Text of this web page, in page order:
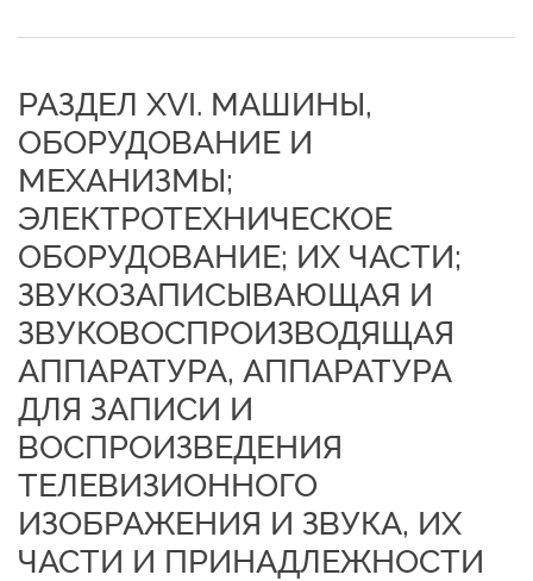
РАЗДЕЛ XVI. МАШИНЫ,
ОБОРУДОВАНИЕ И
МЕХАНИЗМЫ;
ЭЛЕКТРОТЕХНИЧЕСКОЕ
ОБОРУДОВАНИЕ; ИХ ЧАСТИ;
ЗВУКОЗАПИСЫВАЮЩАЯ И
ЗВУКОВОСПРОИЗВОДЯЩАЯ
АППАРАТУРА, АППАРАТУРА
ДЛЯ ЗАПИСИ И
ВОСПРОИЗВЕДЕНИЯ
ТЕЛЕВИЗИОННОГО
ИЗОБРАЖЕНИЯ И ЗВУКА, ИХ
ЧАСТИ И ПРИНАДЛЕЖНОСТИ